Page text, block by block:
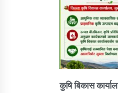
कुषि बिकास